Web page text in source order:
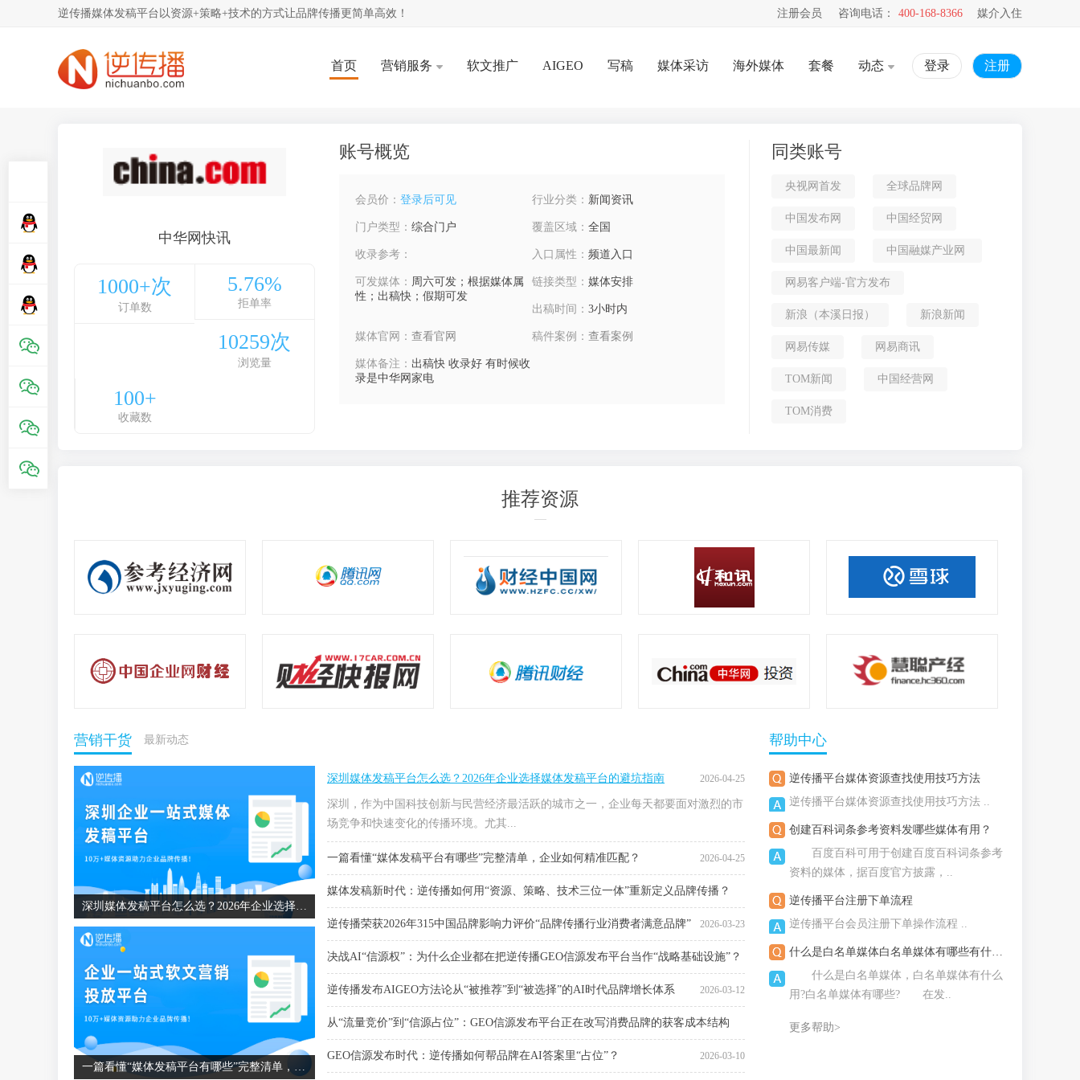
逆传播媒体发稿平台以资源+策略+技术的方式让品牌传播更简单高效！ 注册会员 咨询电话： 400-168-8366 媒介入住
首页 营销服务 软文推广 AIGEO 写稿 媒体采访 海外媒体 套餐 动态 登录 注册
中华网快讯
1000+次
订单数
5.76%
拒单率
10259次
浏览量
100+
收藏数
账号概览
会员价： 登录后可见 行业分类： 新闻资讯
门户类型： 综合门户 覆盖区域： 全国
收录参考： 入口属性： 频道入口
可发媒体： 周六可发；根据媒体属
性；出稿快；假期可发
链接类型： 媒体安排
出稿时间： 3小时内
媒体官网： 查看官网 稿件案例： 查看案例
媒体备注： 出稿快 收录好 有时候收
录是中华网家电
同类账号
央视网首发 全球品牌网
中国发布网 中国经贸网
中国最新闻 中国融媒产业网
网易客户端-官方发布
新浪（本溪日报） 新浪新闻
网易传媒 网易商讯
TOM新闻 中国经营网
TOM消费
推荐资源
营销干货 最新动态
深圳媒体发稿平台怎么选？2026年企业选择媒体发稿平台的避坑指南
一篇看懂“媒体发稿平台有哪些”完整清单，企业如何精准匹配？
深圳媒体发稿平台怎么选？2026年企业选择媒体发稿平台的避坑指南 2026-04-25
深圳，作为中国科技创新与民营经济最活跃的城市之一，企业每天都要面对激烈的市
场竞争和快速变化的传播环境。尤其...
一篇看懂“媒体发稿平台有哪些”完整清单，企业如何精准匹配？ 2026-04-25
媒体发稿新时代：逆传播如何用“资源、策略、技术三位一体”重新定义品牌传播？
2026-04-14
逆传播荣获2026年315中国品牌影响力评价“品牌传播行业消费者满意品牌” 2026-03-23
决战AI“信源权”：为什么企业都在把逆传播GEO信源发布平台当作“战略基础设施”？
2026-03-18
逆传播发布AIGEO方法论从“被推荐”到“被选择”的AI时代品牌增长体系 2026-03-12
从“流量竞价”到“信源占位”：GEO信源发布平台正在改写消费品牌的获客成本结构
2026-03-10
GEO信源发布时代：逆传播如何帮品牌在AI答案里“占位”？ 2026-03-10
帮助中心
逆传播平台媒体资源查找使用技巧方法
逆传播平台媒体资源查找使用技巧方法 ..
创建百科词条参考资料发哪些媒体有用？
百度百科可用于创建百度百科词条参考
资料的媒体，据百度官方披露，..
逆传播平台注册下单流程
逆传播平台会员注册下单操作流程 ..
什么是白名单媒体白名单媒体有哪些有什么用？
什么是白名单媒体，白名单媒体有什么
用?白名单媒体有哪些? 在发..
更多帮助>